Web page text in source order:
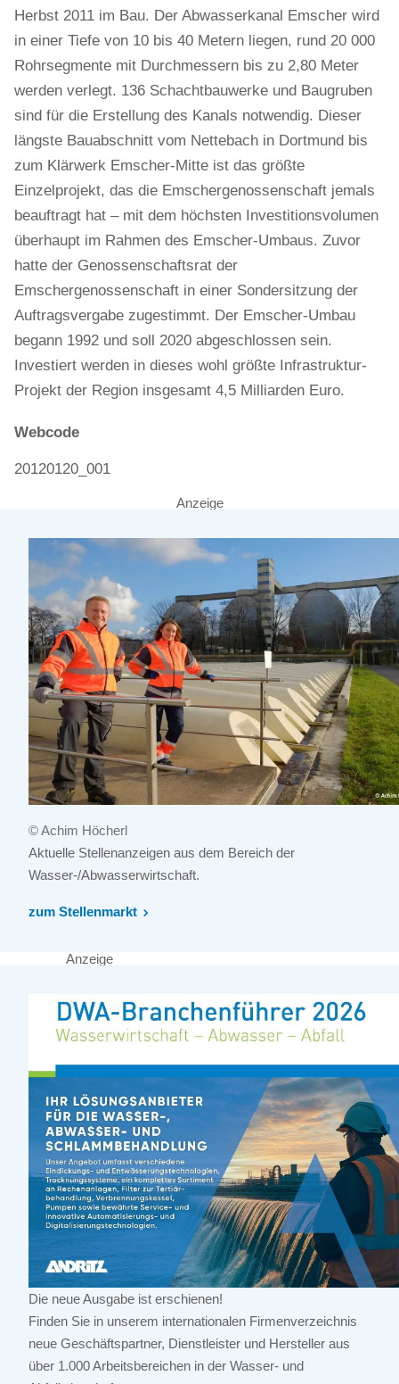
Herbst 2011 im Bau. Der Abwasserkanal Emscher wird
in einer Tiefe von 10 bis 40 Metern liegen, rund 20 000
Rohrsegmente mit Durchmessern bis zu 2,80 Meter
werden verlegt. 136 Schachtbauwerke und Baugruben
sind für die Erstellung des Kanals notwendig. Dieser
längste Bauabschnitt vom Nettebach in Dortmund bis
zum Klärwerk Emscher-Mitte ist das größte
Einzelprojekt, das die Emschergenossenschaft jemals
beauftragt hat – mit dem höchsten Investitionsvolumen
überhaupt im Rahmen des Emscher-Umbaus. Zuvor
hatte der Genossenschaftsrat der
Emschergenossenschaft in einer Sondersitzung der
Auftragsvergabe zugestimmt. Der Emscher-Umbau
begann 1992 und soll 2020 abgeschlossen sein.
Investiert werden in dieses wohl größte Infrastruktur-
Projekt der Region insgesamt 4,5 Milliarden Euro.
Webcode
20120120_001
Anzeige
© Achim Höcherl
Aktuelle Stellenanzeigen aus dem Bereich der
Wasser-/Abwasserwirtschaft.
zum Stellenmarkt
Anzeige
Die neue Ausgabe ist erschienen!
Finden Sie in unserem internationalen Firmenverzeichnis
neue Geschäftspartner, Dienstleister und Hersteller aus
über 1.000 Arbeitsbereichen in der Wasser- und